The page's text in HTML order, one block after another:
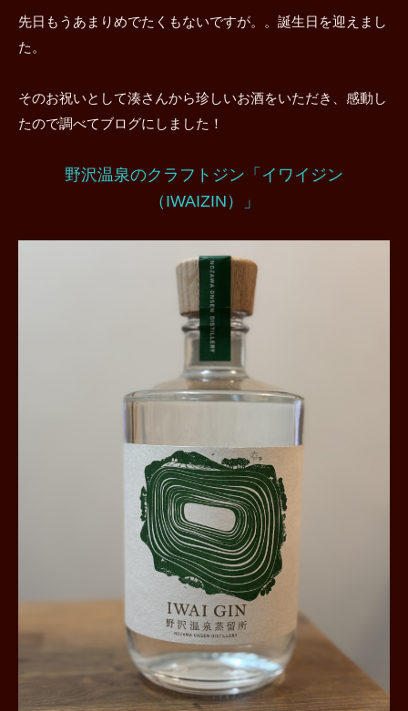
先日もうあまりめでたくもないですが。。誕生日を迎えまし
た。
そのお祝いとして湊さんから珍しいお酒をいただき、感動し
たので調べてブログにしました！
野沢温泉のクラフトジン「イワイジン
（IWAIZIN）」